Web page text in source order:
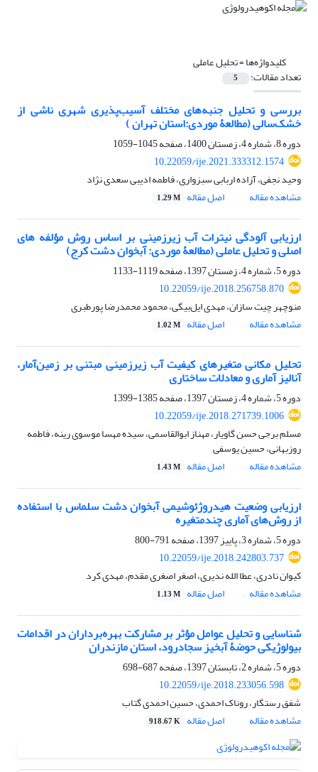
کلیدواژه‌ها =تحلیل عاملی
تعداد مقالات: 5
بررسی و تحلیل جنبه‌های مختلف آسیب‌پذیری شهری ناشی از
خشک‌سالی (مطالعۀ موردی:استان تهران )
دوره 8، شماره 4، زمستان 1400، صفحه
1045-1059
10.22059/ije.2021.333312.1574
وحید نجفی، آزاده اربابی سبزواری، فاطمه ادیبی سعدی نژاد
مشاهده مقاله
اصل مقاله 1.29 M
ارزیابی آلودگی نیترات آب زیرزمینی بر اساس روش مؤلفه ‏های
اصلی و تحلیل عاملی (مطالعۀ موردی: آبخوان دشت کرج)
دوره 5، شماره 4، زمستان 1397، صفحه
1119-1133
10.22059/ije.2018.256758.870
منوچهر چیت سازان، مهدی ایل‌بیگی، محمود محمدرضا پورطبری
مشاهده مقاله
اصل مقاله 1.02 M
تحلیل مکانی متغیرهای کیفیت آب زیرزمینی مبتنی بر زمین‌آمار،
آنالیز آماری و معادلات ساختاری
دوره 5، شماره 4، زمستان 1397، صفحه
1385-1399
10.22059/ije.2018.271739.1006
مسلم برجی حسن گاویار، مهناز ابوالقاسمی، سیده مهسا موسوی رینه، فاطمه
روزبهانی، حسین یوسفی
مشاهده مقاله
اصل مقاله 1.43 M
ارزیابی وضعیت هیدروژئوشیمی آبخوان دشت سلماس با استفاده
از روش‌های آماری چندمتغیره
دوره 5، شماره 3، پاییز 1397، صفحه
791-800
10.22059/ije.2018.242803.737
کیوان نادری، عطا الله ندیری، اصغر اصغری مقدم، مهدی کرد
مشاهده مقاله
اصل مقاله 1.13 M
شناسایی و تحلیل عوامل مؤثر بر مشارکت بهره‌برداران در اقدامات
بیولوژیکی حوضۀ آبخیز سجادرود، استان مازندران
دوره 5، شماره 2، تابستان 1397، صفحه
687-698
10.22059/ije.2018.233056.598
شفق رستگار، روناک احمدی، حسین احمدی گتاب
مشاهده مقاله
اصل مقاله 918.67 K